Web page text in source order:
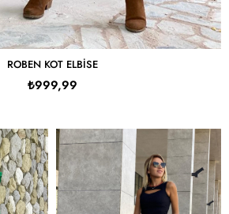
ROBEN KOT ELBISE
₺999,99